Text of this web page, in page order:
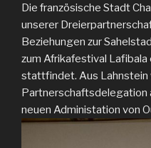
Die französische Stadt
unserer
Beziehungen zur
zum Afrikafestival Lafibala
stattfindet. Aus Lahnstein
Partnerschaftsdelegation
neuen Administation von